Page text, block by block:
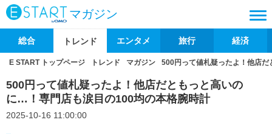
マガジン
総合 トレンド エンタメ 旅行 経済
E START トップページ トレンド マガジン 500円って値札疑ったよ！他店
500円って値札疑ったよ！他店だともっと高いの
に…！専門店も涙目の100均の本格腕時計
2025-10-16 11:00:00